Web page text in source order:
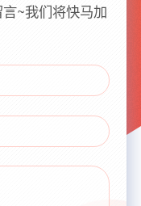
~我们将快马加